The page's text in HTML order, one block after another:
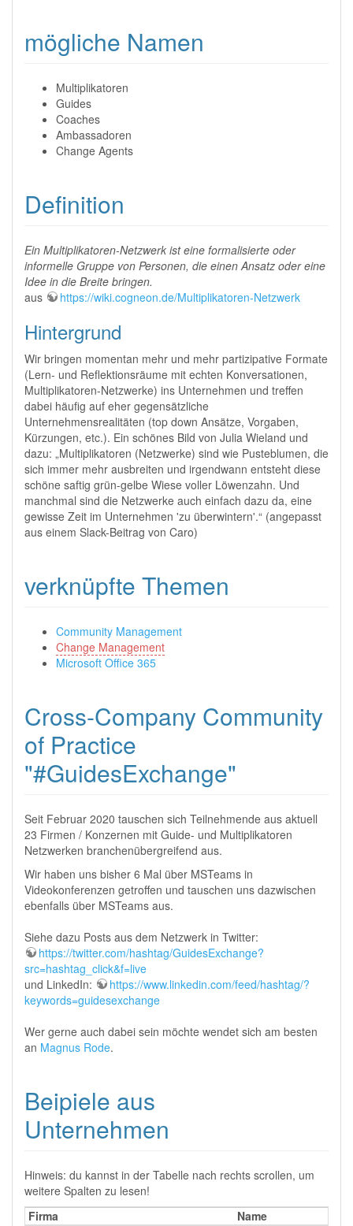
mögliche Namen
Multiplikatoren
Guides
Coaches
Ambassadoren
Change Agents
Definition
Ein Multiplikatoren-Netzwerk ist eine formalisierte oder
informelle Gruppe von Personen, die einen Ansatz oder eine
Idee in die Breite bringen.
aus
https://wiki.cogneon.de/Multiplikatoren-Netzwerk
Hintergrund
Wir bringen momentan mehr und mehr partizipative Formate
(Lern- und Reflektionsräume mit echten Konversationen,
Multiplikatoren-Netzwerke) ins Unternehmen und treffen
dabei häufig auf eher gegensätzliche
Unternehmensrealitäten (top down Ansätze, Vorgaben,
Kürzungen, etc.). Ein schönes Bild von Julia Wieland und
dazu: „Multiplikatoren (Netzwerke) sind wie Pusteblumen, die
sich immer mehr ausbreiten und irgendwann entsteht diese
schöne saftig grün-gelbe Wiese voller Löwenzahn. Und
manchmal sind die Netzwerke auch einfach dazu da, eine
gewisse Zeit im Unternehmen 'zu überwintern'.“ (angepasst
aus einem Slack-Beitrag von Caro)
verknüpfte Themen
Community Management
Change Management
Microsoft Office 365
Cross-Company Community
of Practice
"#GuidesExchange"
Seit Februar 2020 tauschen sich Teilnehmende aus aktuell
23 Firmen / Konzernen mit Guide- und Multiplikatoren
Netzwerken branchenübergreifend aus.
Wir haben uns bisher 6 Mal über MSTeams in
Videokonferenzen getroffen und tauschen uns dazwischen
ebenfalls über MSTeams aus.
Siehe dazu Posts aus dem Netzwerk in Twitter:
https://twitter.com/hashtag/GuidesExchange?
src=hashtag_click&f=live
und LinkedIn:
https://www.linkedin.com/feed/hashtag/?
keywords=guidesexchange
Wer gerne auch dabei sein möchte wendet sich am besten
an Magnus Rode.
Beipiele aus
Unternehmen
Hinweis: du kannst in der Tabelle nach rechts scrollen, um
weitere Spalten zu lesen!
Firma
Name